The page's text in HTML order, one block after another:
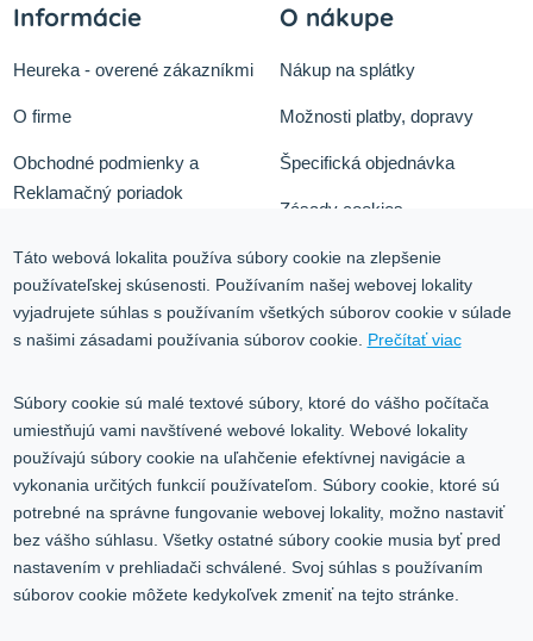
Informácie
Heureka - overené zákazníkmi
O firme
Obchodné podmienky a
Reklamačný poriadok
Služby
Kontakt
O nákupe
Nákup na splátky
Možnosti platby, dopravy
Špecifická objednávka
Zásady cookies
Ochrana osobných údajov
Blog
Kontakt
Volgogradská 9, 08001 Prešov
0917 353 303
predajna@inco-ag.sk
Táto webová lokalita používa súbory cookie na zlepšenie
používateľskej skúsenosti. Používaním našej webovej lokality
vyjadrujete súhlas s používaním všetkých súborov cookie v súlade
s našimi zásadami používania súborov cookie. Prečítať viac
Súbory cookie sú malé textové súbory, ktoré do vášho počítača
umiestňujú vami navštívené webové lokality. Webové lokality
používajú súbory cookie na uľahčenie efektívnej navigácie a
vykonania určitých funkcií používateľom. Súbory cookie, ktoré sú
potrebné na správne fungovanie webovej lokality, možno nastaviť
bez vášho súhlasu. Všetky ostatné súbory cookie musia byť pred
nastavením v prehliadači schválené. Svoj súhlas s používaním
súborov cookie môžete kedykoľvek zmeniť na tejto stránke.